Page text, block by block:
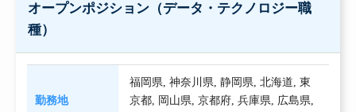
オープンポジション（データ・テクノロジー職
種）
勤務地
福岡県,神奈川県,静岡県,北海道,東
京都, 岡山県,京都府,兵庫県, 広島県,